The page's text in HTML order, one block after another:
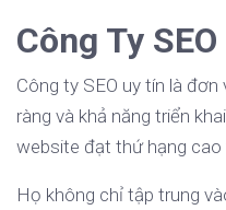
Công Ty
Công ty SEO uy tín là
ràng và khả năng triển
website đạt thứ hạng cao
Họ không chỉ tập trung